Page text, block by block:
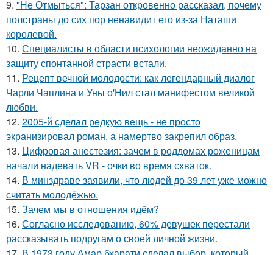
9. "Не Отмыться": Тарзан откровенно рассказал, почему
полстраны до сих пор ненавидит его из-за Наташи
королевой.
10. Специалисты в области психологии неожиданно на
защиту спонтанной страсти встали.
11. Рецепт вечной молодости: как легендарный диалог
Чарли Чаплина и Уны о'Нил стал манифестом великой
любви.
12. 2005-й сделал редкую вещь - не просто
экранизировал роман, а намертво закрепил образ.
13. Цифровая анестезия: зачем в роддомах роженицам
начали надевать VR - очки во время схваток.
14. В минздраве заявили, что людей до 39 лет уже можно
считать молодёжью.
15. Зачем мы в отношения идём?
16. Согласно исследованию, 60% девушек перестали
рассказывать подругам о своей личной жизни.